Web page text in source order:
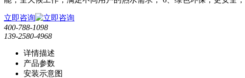
立即咨询
400-788-1098
139-2580-4968
详情描述
产品参数
安装示意图